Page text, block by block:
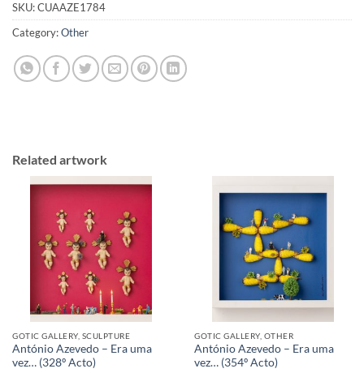
SKU:CUAAZE1784
Category:Other
Related artwork
GOTIC GALLERY, SCULPTURE
António Azevedo – Era uma
vez… (328º Acto)
GOTIC GALLERY, OTHER
António Azevedo – Era uma
vez… (354º Acto)